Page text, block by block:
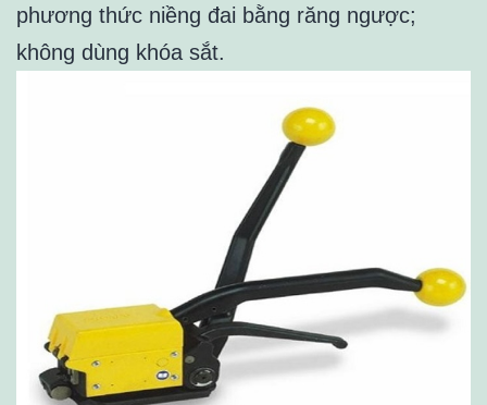
phương thức niềng đai bằng răng ngược;
không dùng khóa sắt.